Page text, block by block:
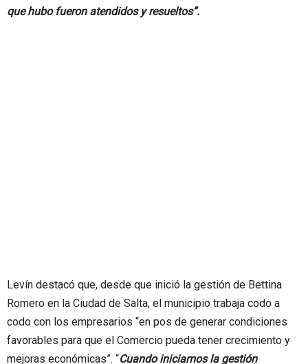
que hubo fueron atendidos y resueltos”.
Levín destacó que, desde que inició la gestión de Bettina
Romero en la Ciudad de Salta, el municipio trabaja codo a
codo con los empresarios “en pos de generar condiciones
favorables para que el Comercio pueda tener crecimiento y
mejoras económicas”. “Cuando iniciamos la gestión